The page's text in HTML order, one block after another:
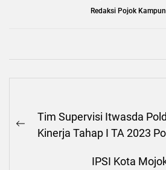
Redaksi Pojok
pos
Previous
Tim Supervisi Itwasda
Kinerja Tahap I TA 2023
IPSI Kota